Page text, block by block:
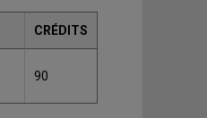
CRÉDITS
90